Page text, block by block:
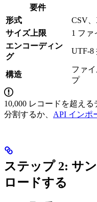
要件
形式
CSV
サイズ上限
1 ファ
エンコーディン
グ
UTF-8
構造
ファ
プ
10,000 レコードを超え
分割するか、 API インポ
ステップ 2: サ
ロードする